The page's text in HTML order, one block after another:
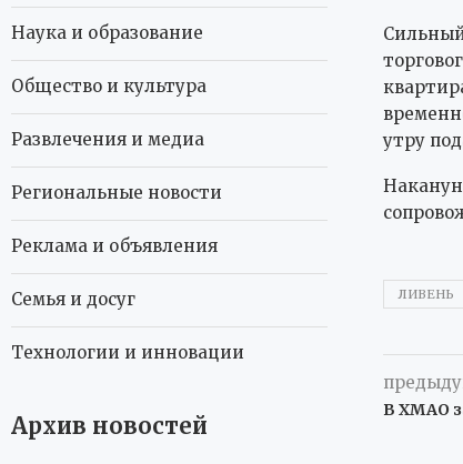
утру
ЛИВЕНЬ
В ХМАО
Наука и образование
Общество и культура
Развлечения и медиа
Региональные новости
Реклама и объявления
Семья и досуг
Технологии и инновации
Архив новостей